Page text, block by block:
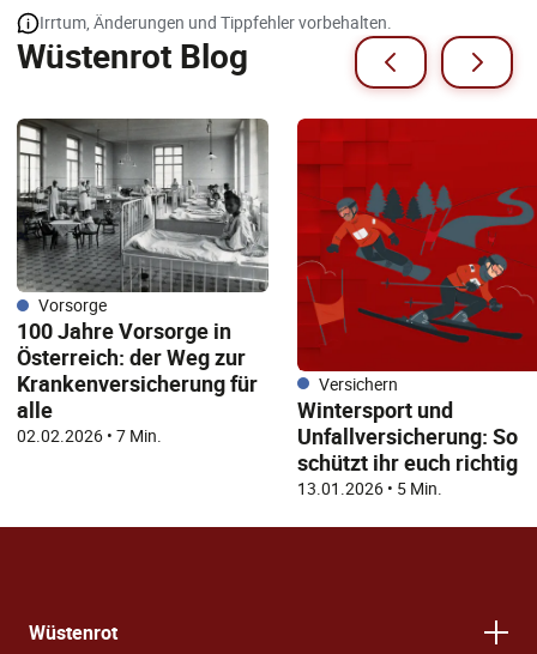
Irrtum, Änderungen und Tippfehler vorbehalten.
Wüstenrot Blog
Vorsorge
100 Jahre Vorsorge in
Österreich: der Weg zur
Krankenversicherung für
alle
02.02.2026• 7 Min.
Versichern
Wintersport und
Unfallversicherung: So
schützt ihr euch richtig
13.01.2026 • 5 Min.
Wüstenrot